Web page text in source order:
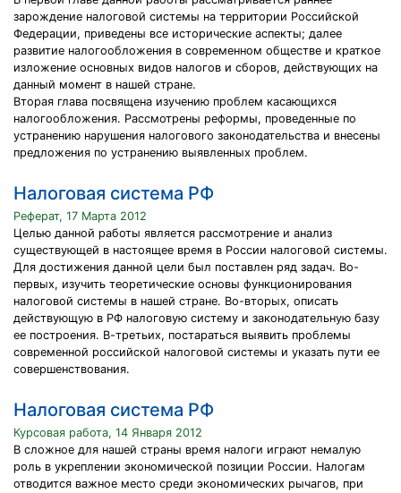
зарождение налоговой системы на территории Российской
Федерации, приведены все исторические аспекты; далее
развитие налогообложения в современном обществе и краткое
изложение основных видов налогов и сборов, действующих на
данный момент в нашей стране.
Вторая глава посвящена изучению проблем касающихся
налогообложения. Рассмотрены реформы, проведенные по
устранению нарушения налогового законодательства и внесены
предложения по устранению выявленных проблем.
Налоговая система РФ
Реферат, 17 Марта 2012
Целью данной работы является рассмотрение и анализ
существующей в настоящее время в России налоговой системы.
Для достижения данной цели был поставлен ряд задач. Во-
первых, изучить теоретические основы функционирования
налоговой системы в нашей стране. Во-вторых, описать
действующую в РФ налоговую систему и законодательную базу
ее построения. В-третьих, постараться выявить проблемы
современной российской налоговой системы и указать пути ее
совершенствования.
Налоговая система РФ
Курсовая работа, 14 Января 2012
В сложное для нашей страны время налоги играют немалую
роль в укреплении экономической позиции России. Налогам
отводится важное место среди экономических рычагов, при